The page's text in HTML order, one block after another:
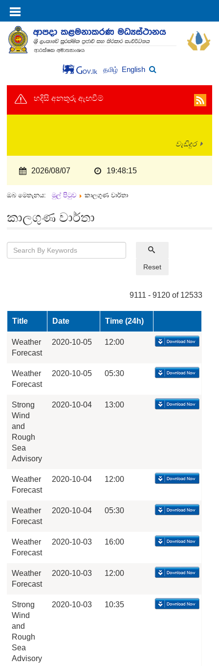
தமிழ் English
හදිසි අනතුරු ඇඟවීම්
වැඩිදුර
2026/08/07 19:48:16
ඔබ මෙතැනය: මුල් පිටුව කාලගුණ වාර්තා
කාලගුණ වාර්තා
Reset
9111 - 9120 of 12533
Title Date Time (24h)
Weather
Forecast
2020-10-05 12:00
Weather
Forecast
2020-10-05 05:30
Strong
Wind
and
Rough
Sea
Advisory
2020-10-04 13:00
Weather
Forecast
2020-10-04 12:00
Weather
Forecast
2020-10-04 05:30
Weather
Forecast
2020-10-03 16:00
Weather
Forecast
2020-10-03 12:00
Strong
Wind
and
Rough
Sea
Advisory
2020-10-03 10:35